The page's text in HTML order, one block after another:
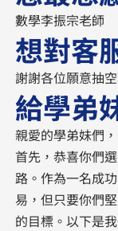
數學李振宗老師
想對客
謝謝各位願意抽
給學弟
親愛的學弟妹們，
首先，恭喜你們
路。作為一名成
易，但只要你們
的目標。以下是